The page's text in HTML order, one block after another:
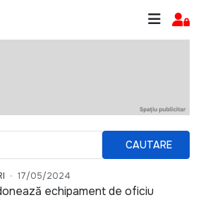
CAUTARE
17/05/2024
echipament de oficiu